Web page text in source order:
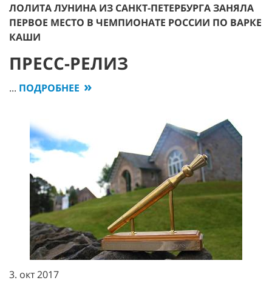
ЛОЛИТА ЛУНИНА ИЗ САНКТ-ПЕТЕРБУРГА ЗАНЯЛА
ПЕРВОЕ МЕСТО В ЧЕМПИОНАТЕ РОССИИ ПО ВАРКЕ
КАШИ
ПРЕСС-РЕЛИЗ
... ПОДРОБНЕЕ
3. окт 2017